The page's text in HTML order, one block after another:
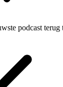
podcast terug